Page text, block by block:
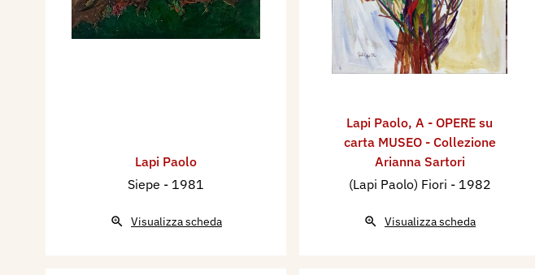
Lapi Paolo
Siepe - 1981
Visualizza scheda
Lapi Paolo, A - OPERE su
carta MUSEO - Collezione
Arianna Sartori
(Lapi Paolo) Fiori - 1982
Visualizza scheda